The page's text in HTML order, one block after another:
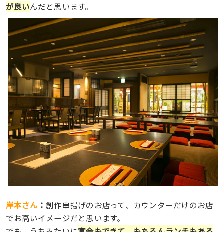
が良いんだと思います。
岸本さん ： 創作串揚げのお店って、カウンターだけのお店
でお高いイメージだと思います。